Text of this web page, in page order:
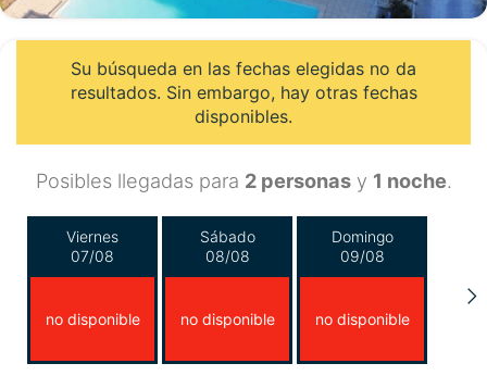
Su búsqueda en las fechas elegidas no da
resultados. Sin embargo, hay otras fechas
disponibles.
Posibles llegadas para 2 personasy 1 noche.
Viernes
07/08
no disponible
Sábado
08/08
no disponible
Domingo
09/08
no disponible